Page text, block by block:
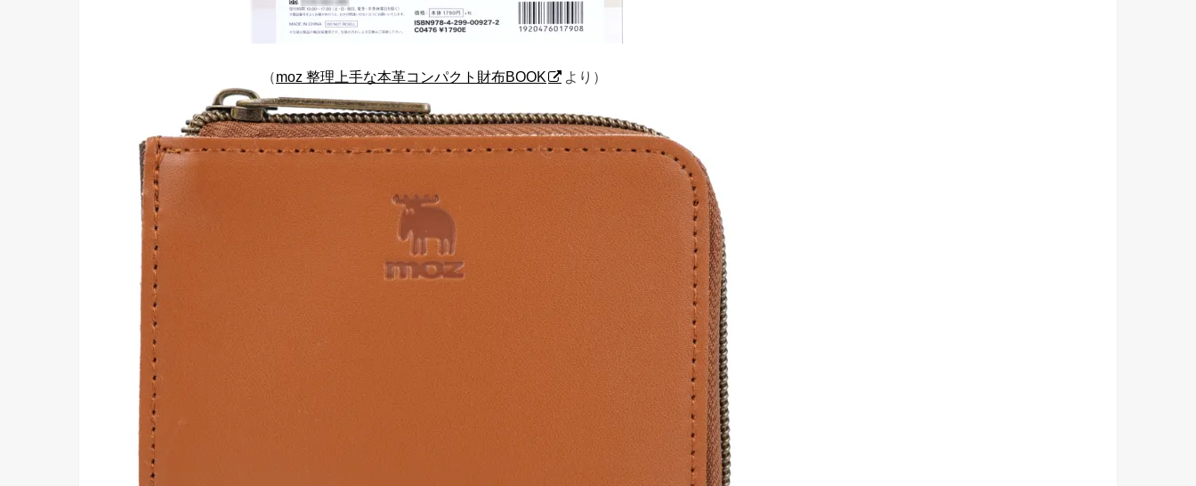
（moz 整理上手な本革コンパクト財布BOOK より）